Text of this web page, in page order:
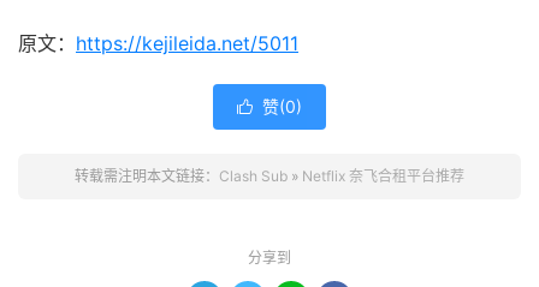
原文： https://kejileida.net/5011
 赞(0)
转载需注明本文链接： Clash Sub » Netflix 奈飞合租平台推荐
分享到